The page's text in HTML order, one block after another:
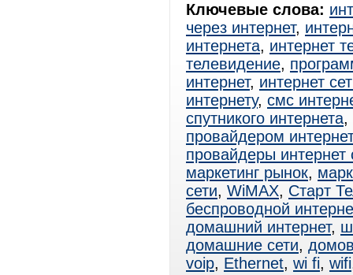
Ключевые слова:
через интернет,
интернета, интернет
телевидение,
интернет, интернет
интернету, смс
спутникого интернета,
провайдером
провайдеры интернет
маркетинг рынок,
сети, WiMAX, Старт
беспроводной
домашний интернет,
домашние сети,
voip, Ethernet, wi fi, wifi